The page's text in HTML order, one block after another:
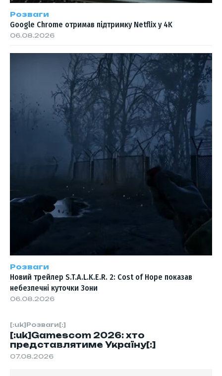
[:uk]Розваги[:]
[:uk]Gamescom 2026: хто
представлятиме Україну[:]
07.08.2026
Розваги
Google Chrome отримав підтримку Netflix у 4K
06.08.2026
Розваги
Новий трейлер S.T.A.L.K.E.R. 2: Cost of Hope показав
небезпечні куточки Зони
06.08.2026